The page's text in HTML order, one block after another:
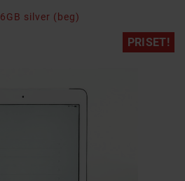
silver (beg)
PRISET!